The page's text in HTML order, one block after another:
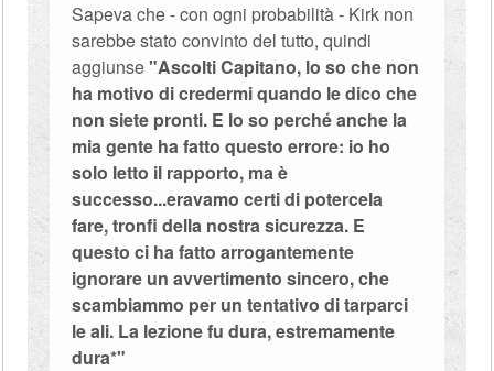
Sapeva che - con ogni probabilità - Kirk non
sarebbe stato convinto del tutto, quindi
aggiunse"Ascolti Capitano, lo so che non
ha motivo di credermi quando le dico che
non siete pronti. E lo so perché anche la
mia gente ha fatto questo errore: io ho
solo letto il rapporto, ma è
successo...eravamo certi di potercela
fare, tronfi della nostra sicurezza. E
questo ci ha fatto arrogantemente
ignorare un avvertimento sincero, che
scambiammo per un tentativo di tarparci
le ali. La lezione fu dura, estremamente
dura*"